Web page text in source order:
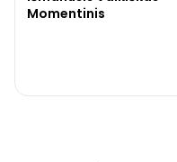
Momentinis